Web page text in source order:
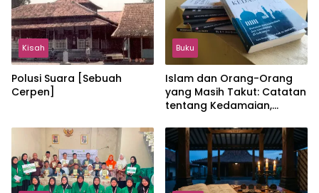
Kisah
Polusi Suara [Sebuah
Cerpen]
Buku
Islam dan Orang-Orang
yang Masih Takut: Catatan
tentang Kedamaian,
dalam Pemikiran Masykuri
Abdillah